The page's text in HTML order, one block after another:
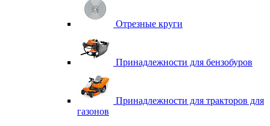
Отрезные круги
Принадлежности для бензобуров
Принадлежности для тракторов для
газонов